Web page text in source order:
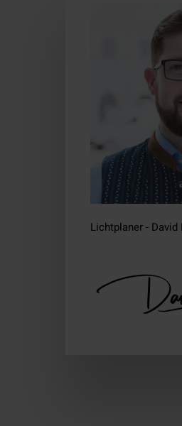
Lichtplaner - David